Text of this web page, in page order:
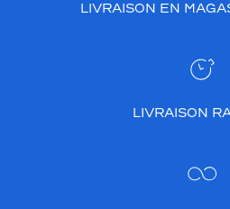
LIVRAISON EN
LIVRAISON